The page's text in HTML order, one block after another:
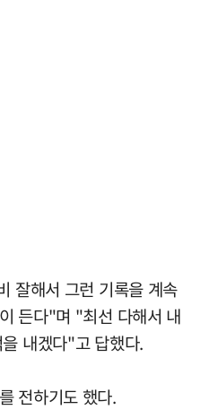
잘해서 그런 기록을 계속
든다"며 "최선 다해서 내
내겠다"고 답했다.
전하기도 했다.